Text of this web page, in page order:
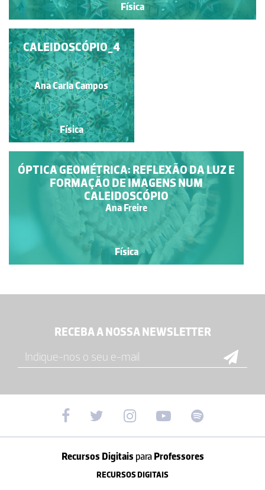
Física
CALEIDOSCÓPIO_5
Ana Carla Campos
Física
CALEIDOSCÓPIO_4
Ana Carla Campos
Física
ÓPTICA GEOMÉTRICA: REFLEXÃO DA LUZ E
FORMAÇÃO DE IMAGENS NUM
CALEIDOSCÓPIO
Ana Freire
Física
RECEBA A NOSSA NEWSLETTER
Recursos Digitais paraProfessores
RECURSOS DIGITAIS